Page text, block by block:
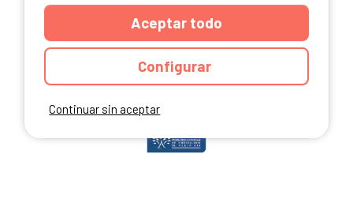
Continuar sin aceptar
Aceptar todo
Configurar